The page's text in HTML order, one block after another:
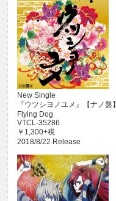
New Single
『ウツシヨノユメ』【ナノ盤】
Flying Dog
VTCL-35286
￥1,300+税
2018/8/22 Release